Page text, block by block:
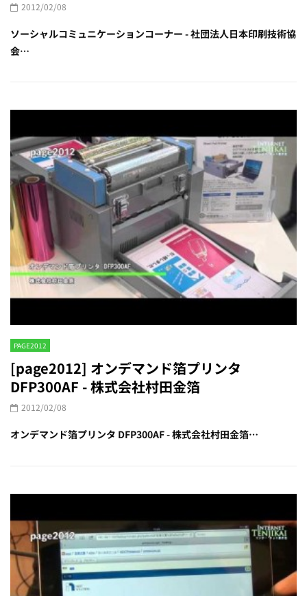
2012/02/08
ソーシャルコミュニケーションコーナー - 社団法人日本印刷技術協
会…
PAGE2012
[page2012] オンデマンド箔プリンタ
DFP300AF - 株式会社村田金箔
2012/02/08
オンデマンド箔プリンタ DFP300AF - 株式会社村田金箔…